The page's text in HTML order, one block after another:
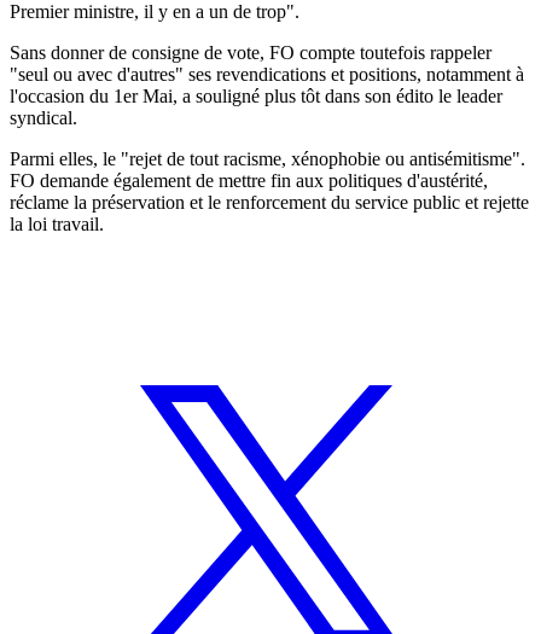
Premier ministre, il y en a un de trop".
Sans donner de consigne de vote, FO compte toutefois rappeler
"seul ou avec d'autres" ses revendications et positions, notamment à
l'occasion du 1er Mai, a souligné plus tôt dans son édito le leader
syndical.
Parmi elles, le "rejet de tout racisme, xénophobie ou antisémitisme".
FO demande également de mettre fin aux politiques d'austérité,
réclame la préservation et le renforcement du service public et rejette
la loi travail.